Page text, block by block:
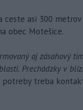
ceste asi 300
obec Motešice.
aj zásahový
Prechádzky v
potreby treba